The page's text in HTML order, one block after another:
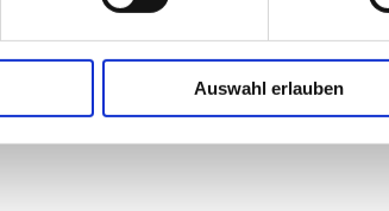
Auswahl erlauben